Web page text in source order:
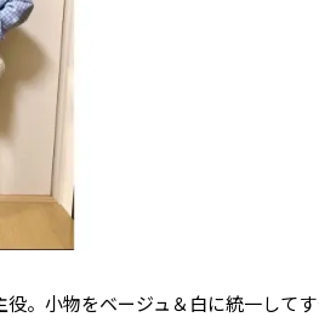
。小物をベージュ＆白に統一して